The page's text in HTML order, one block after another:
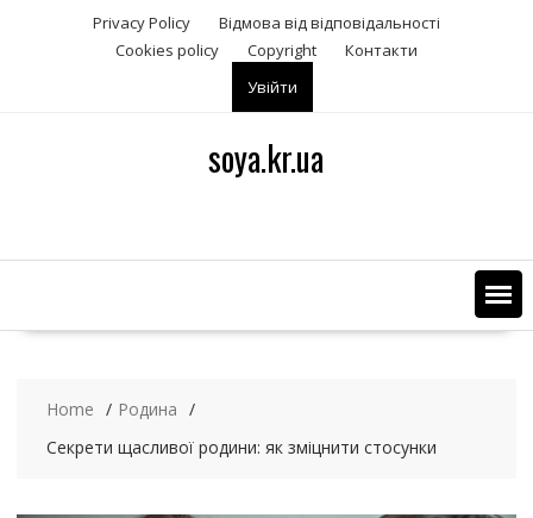
t
Privacy Policy
Відмова від відповідальності
Сookies policy
Copyright
Контакти
Увійти
soya.kr.ua
Home
Родина
Секрети щасливої родини: як зміцнити стосунки